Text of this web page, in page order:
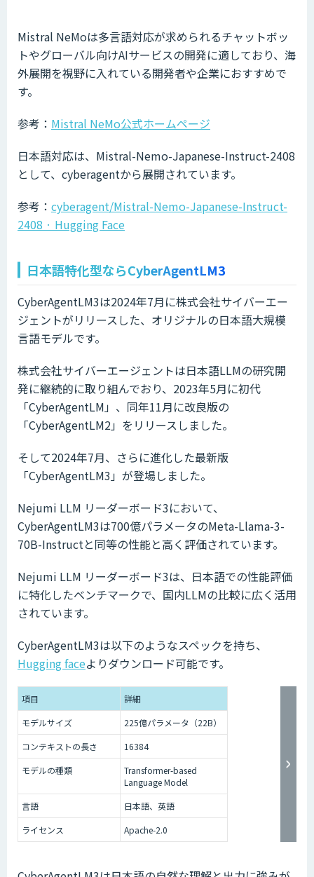
Mistral NeMoは多言語対応が求められるチャットボッ
トやグローバル向けAIサービスの開発に適しており、海
外展開を視野に入れている開発者や企業におすすめで
す。
参考： Mistral NeMo公式ホームページ
日本語対応は、Mistral-Nemo-Japanese-Instruct-2408
として、cyberagentから展開されています。
参考： cyberagent/Mistral-Nemo-Japanese-Instruct-
2408 · Hugging Face
日本語特化型ならCyberAgentLM3
CyberAgentLM3は2024年7月に株式会社サイバーエー
ジェントがリリースした、オリジナルの日本語大規模
言語モデルです。
株式会社サイバーエージェントは日本語LLMの研究開
発に継続的に取り組んでおり、2023年5月に初代
「CyberAgentLM」、同年11月に改良版の
「CyberAgentLM2」をリリースしました。
そして2024年7月、さらに進化した最新版
「CyberAgentLM3」が登場しました。
Nejumi LLM リーダーボード3において、
CyberAgentLM3は700億パラメータのMeta-Llama-3-
70B-Instructと同等の性能と高く評価されています。
Nejumi LLM リーダーボード3は、日本語での性能評価
に特化したベンチマークで、国内LLMの比較に広く活用
されています。
CyberAgentLM3は以下のようなスペックを持ち、
Hugging faceよりダウンロード可能です。
項目
詳細
モデルサイズ
225億パラメータ（22B）
コンテキストの長さ
16384
モデルの種類
Transformer-based
Language Model
言語
日本語、英語
ライセンス
Apache-2.0